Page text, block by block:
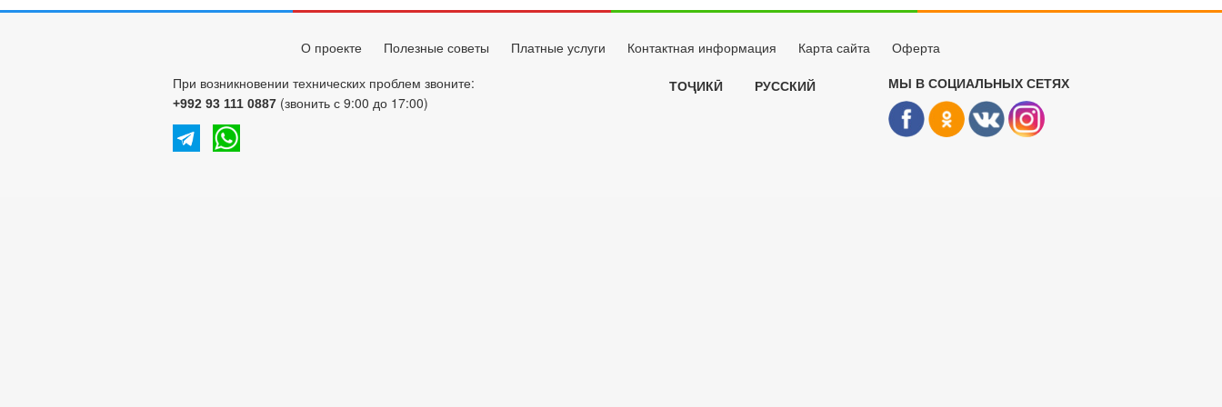
О проекте Полезные советы Платные услуги Контактная информация Карта сайта Оферта
При возникновении технических проблем звоните:
+992 93 111 0887 (звонить с 9:00 до 17:00)
ТОҶИКӢ РУССКИЙ МЫ В СОЦИАЛЬНЫХ СЕТЯХ